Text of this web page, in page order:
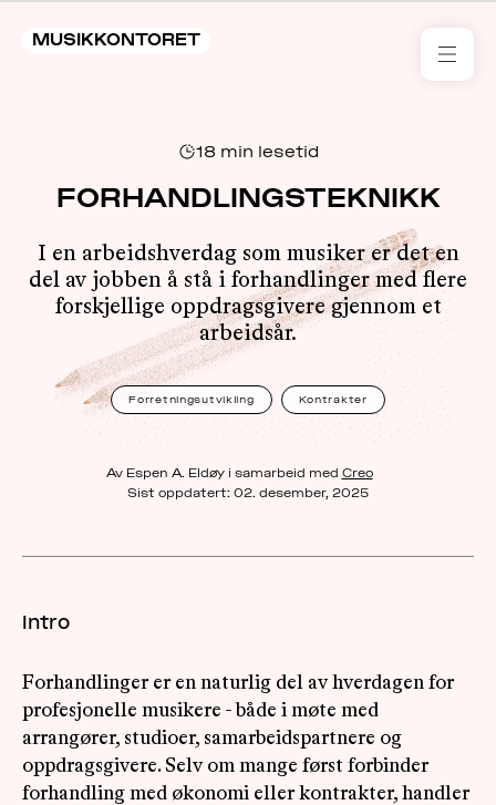
MUSIKKONTORET
OM
18 min lesetid
FORHANDLINGSTEKNIKK
I en arbeidshverdag som musiker er det en
del av jobben å stå i forhandlinger med flere
forskjellige oppdragsgivere gjennom et
arbeidsår.
Forretningsutvikling Kontrakter
Av Espen A. Eldøy i samarbeid med Creo
Sist oppdatert: 02. desember, 2025
Intro
Forhandlinger er en naturlig del av hverdagen for
profesjonelle musikere - både i møte med
arrangører, studioer, samarbeidspartnere og
oppdragsgivere. Selv om mange først forbinder
forhandling med økonomi eller kontrakter, handler